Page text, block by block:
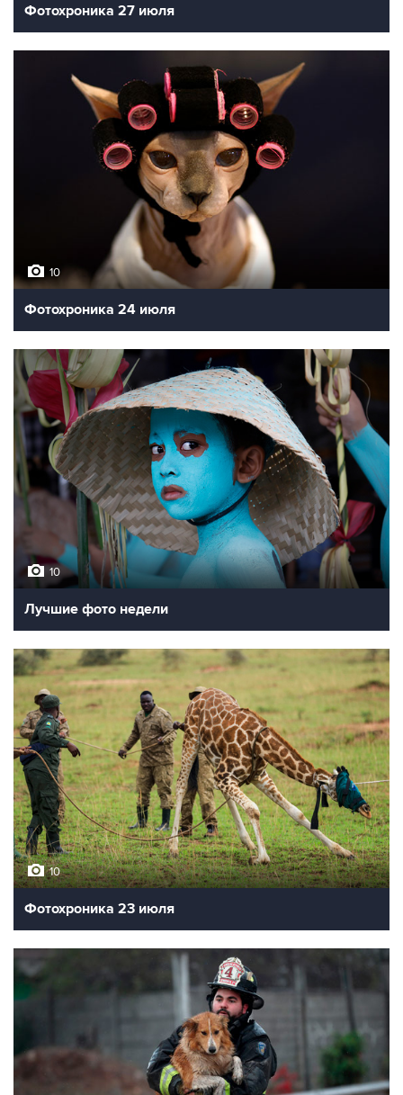
Фотохроника 27 июля
10
Фотохроника 24 июля
10
Лучшие фото недели
10
Фотохроника 23 июля